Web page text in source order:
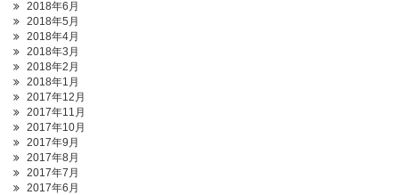
2018年6月
2018年5月
2018年4月
2018年3月
2018年2月
2018年1月
2017年12月
2017年11月
2017年10月
2017年9月
2017年8月
2017年7月
2017年6月